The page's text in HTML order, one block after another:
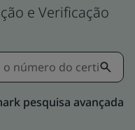
e Verificação
pesquisa avançada